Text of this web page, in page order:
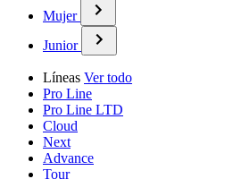
Mujer
Junior
Líneas Ver todo
Pro Line
Pro Line LTD
Cloud
Next
Advance
Tour